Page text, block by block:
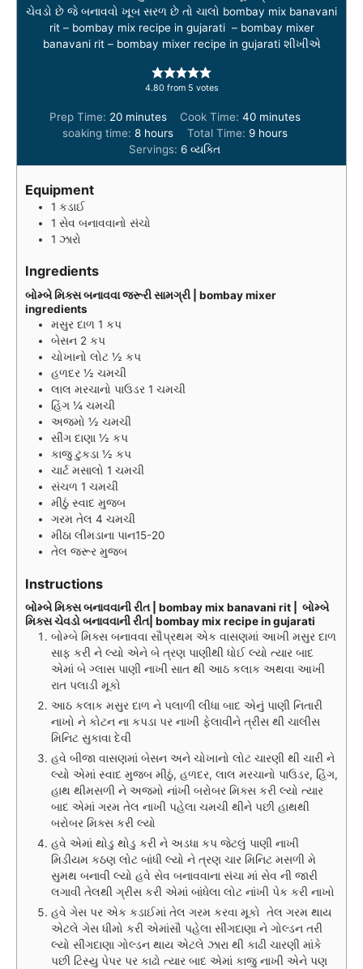
ચેવડો છે જે બનાવવો ખૂબ સરળ છે તો ચાલો bombay mix banavani
rit – bombay mix recipe in gujarati – bombay mixer
banavani rit – bombay mixer recipe in gujarati શીખીએ
4.80 from 5 votes
Prep Time: 20m
i
u
s
minutes Cook Time: 40m
u
minutes
soaking time:8h
o
u
hours Total Time: 9h
u
hours
Servings:6 વ્યક્તિ
Equipment
1 કડાઈ
1 સેવ બનાવવાનો સંચો
1 ઝારો
Ingredients
બોમ્બે મિક્સ બનાવવા જરૂરી સામગ્રી | bombay mixer
ingredients
મસુર દાળ 1 કપ
બેસન 2 કપ
ચોખાનો લોટ ½ કપ
હળદર ½ ચમચી
લાલ મરચાનો પાઉડર 1 ચમચી
હિંગ ¼ ચમચી
અજમો ½ ચમચી
સીંગ દાણા ½ કપ
કાજુ ટુકડા ½ કપ
ચાર્ટ મસાલો 1 ચમચી
સંચળ 1 ચમચી
મીઠું સ્વાદ મુજબ
ગરમ તેલ 4 ચમચી
મીઠા લીમડાના પાન15-20
તેલ જરૂર મુજબ
Instructions
બોમ્બે મિક્સ બનાવવાની રીત | bombay mix banavani rit | બોમ્બે
મિક્સ ચેવડો બનાવવાની રીત| bombay mix recipe in gujarati
બોમ્બે મિક્સ બનાવવા સૌપ્રથમ એક વાસણમાં આખી મસુર દાળ
સાફ કરી ને લ્યો એને બે ત્રણ પાણીથી ધોઈ લ્યો ત્યાર બાદ
એમાં બે ગ્લાસ પાણી નાખી સાત થી આઠ કલાક અથવા આખી
રાત પલાડી મૂકો
આઠ કલાક મસુર દાળ ને પલાળી લીધા બાદ એનું પાણી નિતારી
નાખો ને કોટન ના કપડા પર નાખી ફેલાવીને ત્રીસ થી ચાલીસ
મિનિટ સુકાવા દેવી
હવે બીજા વાસણમાં બેસન અને ચોખાનો લોટ ચારણી થી ચારી ને
લ્યો એમાં સ્વાદ મુજબ મીઠું, હળદર, લાલ મરચાનો પાઉડર, હિંગ,
હાથ થીમસળી ને અજમો નાંખી બરોબર મિક્સ કરી લ્યો ત્યાર
બાદ એમાં ગરમ તેલ નાખી પહેલા ચમચી થીને પછી હાથથી
બરોબર મિક્સ કરી લ્યો
હવે એમાં થોડુ થોડુ કરી ને અડધા કપ જેટલું પાણી નાખી
મિડીયમ કઠણ લોટ બાંધી લ્યો ને ત્રણ ચાર મિનિટ મસળી મે
સુમથ બનાવી લ્યો હવે સેવ બનાવવાના સંચા માં સેવ ની જારી
લગાવી તેલથી ગ્રીસ કરી એમાં બાંધેલા લોટ નાંખી પેક કરી નાખો
હવે ગેસ પર એક કડાઈમાં તેલ ગરમ કરવા મૂકો તેલ ગરમ થાય
એટલે ગેસ ધીમો કરી એમાંસૌ પહેલા સીંગદાણા ને ગોલ્ડન તરી
લ્યો સીંગદાણા ગોલ્ડન થાય એટલે ઝારા થી કાઢી ચારણી માંકે
પછી ટિસ્યુ પેપર પર કાઢો ત્યાર બાદ એમાં કાજુ નાખી એને પણ